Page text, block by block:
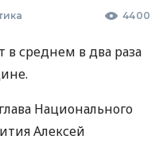
4400
в среднем в два раза
Национального
Алексей